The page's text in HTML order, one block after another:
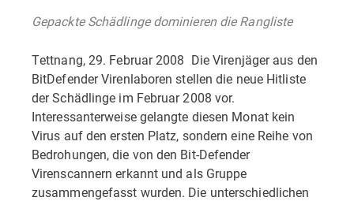
Gepackte Schädlinge dominieren die Rangliste
Tettnang, 29. Februar 2008  Die Virenjäger aus den
BitDefender Virenlaboren stellen die neue Hitliste
der Schädlinge im Februar 2008 vor.
Interessanterweise gelangte diesen Monat kein
Virus auf den ersten Platz, sondern eine Reihe von
Bedrohungen, die von den Bit-Defender
Virenscannern erkannt und als Gruppe
zusammengefasst wurden. Die unterschiedlichen